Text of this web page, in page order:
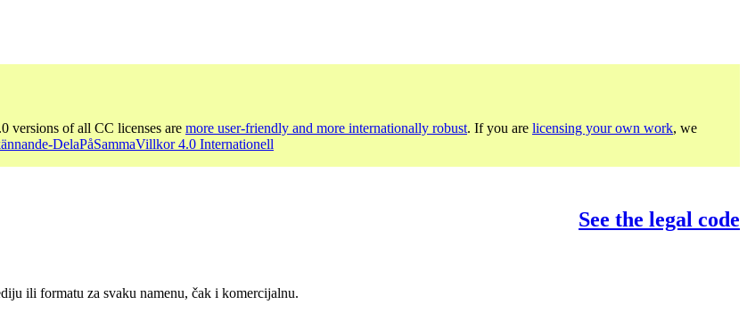
versions of all CC licenses are more user-friendly and more internationally robust. If you are licensing your own work, we
DelaPåSammaVillkor 4.0 Internationell
See the legal code
ili formatu za svaku namenu, čak i komercijalnu.